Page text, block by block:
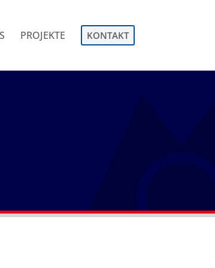
PROJEKTE KONTAKT